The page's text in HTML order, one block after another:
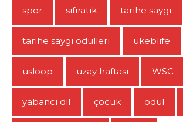
spor sıfıratık tarihe saygı
tarihe saygı ödülleri ukeblife
usloop uzay haftası WSC
yabancı dil çocuk ödül